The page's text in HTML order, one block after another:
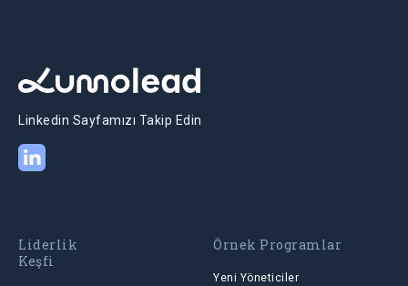
Linkedin Sayfamızı Takip Edin
Liderlik
Keşfi
Örnek Programlar
Yeni Yöneticiler